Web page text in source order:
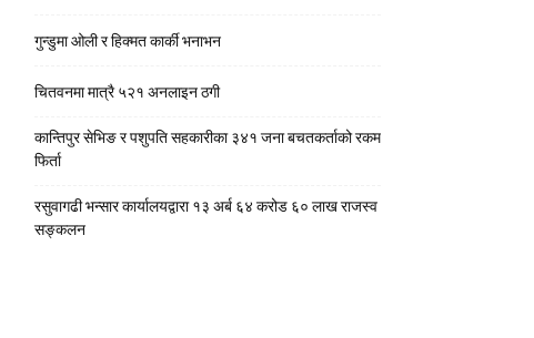
गुन्डुमा ओली र हिक्मत कार्की भनाभन
चितवनमा मात्रै ५२१ अनलाइन ठगी
कान्तिपुर सेभिङ र पशुपति सहकारीका ३४१ जना बचतकर्ताको रकम
फिर्ता
रसुवागढी भन्सार कार्यालयद्वारा १३ अर्ब ६४ करोड ६० लाख राजस्व
सङ्कलन